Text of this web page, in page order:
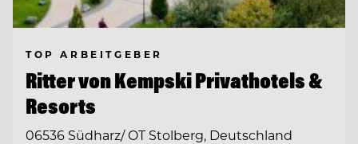
TOP ARBEITGEBER
Ritter von Kempski Privathotels &
Resorts
06536 Südharz/ OT Stolberg, Deutschland